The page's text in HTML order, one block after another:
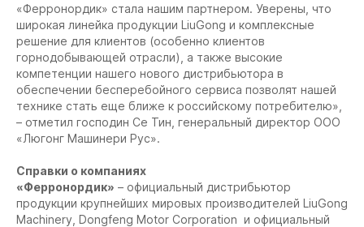
«Ферронордик» стала нашим партнером. Уверены, что
широкая линейка продукции LiuGong и комплексные
решение для клиентов (особенно клиентов
горнодобывающей отрасли), а также высокие
компетенции нашего нового дистрибьютора в
обеспечении бесперебойного сервиса позволят нашей
технике стать еще ближе к российскому потребителю»,
– отметил господин Се Тин, генеральный директор ООО
«Люгонг Машинери Рус».
Справки о компаниях
«Ферронордик» – официальный дистрибьютор
продукции крупнейших мировых производителей LiuGong
Machinery, Dongfeng Motor Corporation и официальный